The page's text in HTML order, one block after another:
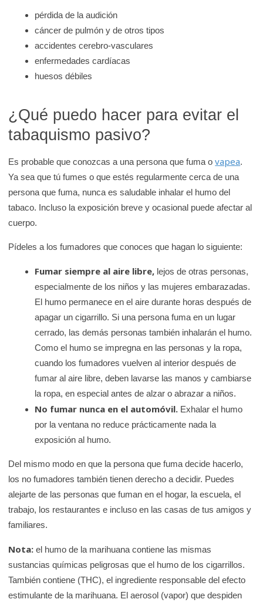
pérdida de la audición
cáncer de pulmón y de otros tipos
accidentes cerebro-vasculares
enfermedades cardíacas
huesos débiles
¿Qué puedo hacer para evitar el
tabaquismo pasivo?
Es probable que conozcas a una persona que fuma ovapea.
Ya sea que tú fumes o que estés regularmente cerca de una
persona que fuma, nunca es saludable inhalar el humo del
tabaco. Incluso la exposición breve y ocasional puede afectar al
cuerpo.
Pídeles a los fumadores que conoces que hagan lo siguiente:
Fumar siempre al aire libre, lejos de otras personas,
especialmente de los niños y las mujeres embarazadas.
El humo permanece en el aire durante horas después de
apagar un cigarrillo. Si una persona fuma en un lugar
cerrado, las demás personas también inhalarán el humo.
Como el humo se impregna en las personas y la ropa,
cuando los fumadores vuelven al interior después de
fumar al aire libre, deben lavarse las manos y cambiarse
la ropa, en especial antes de alzar o abrazar a niños.
No fumar nunca en el automóvil. Exhalar el humo
por la ventana no reduce prácticamente nada la
exposición al humo.
Del mismo modo en que la persona que fuma decide hacerlo,
los no fumadores también tienen derecho a decidir. Puedes
alejarte de las personas que fuman en el hogar, la escuela, el
trabajo, los restaurantes e incluso en las casas de tus amigos y
familiares.
Nota: el humo de la marihuana contiene las mismas
sustancias químicas peligrosas que el humo de los cigarrillos.
También contiene (THC), el ingrediente responsable del efecto
estimulante de la marihuana. El aerosol (vapor) que despiden